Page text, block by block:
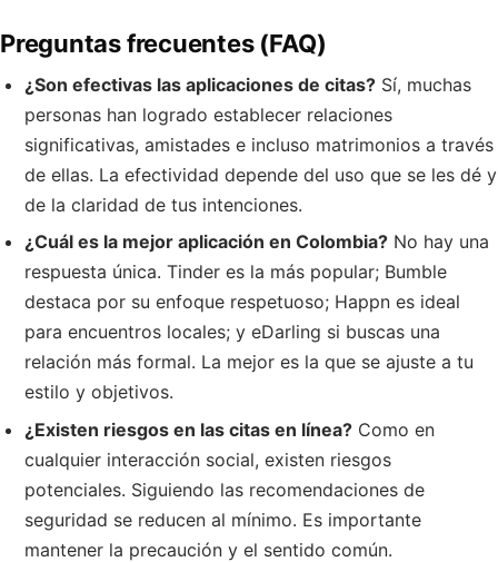
Preguntas frecuentes (FAQ)
¿Son efectivas las aplicaciones de citas? Sí, muchas
personas han logrado establecer relaciones
significativas, amistades e incluso matrimonios a través
de ellas. La efectividad depende del uso que se les dé y
de la claridad de tus intenciones.
¿Cuál es la mejor aplicación en Colombia? No hay una
respuesta única. Tinder es la más popular; Bumble
destaca por su enfoque respetuoso; Happn es ideal
para encuentros locales; y eDarling si buscas una
relación más formal. La mejor es la que se ajuste a tu
estilo y objetivos.
¿Existen riesgos en las citas en línea? Como en
cualquier interacción social, existen riesgos
potenciales. Siguiendo las recomendaciones de
seguridad se reducen al mínimo. Es importante
mantener la precaución y el sentido común.